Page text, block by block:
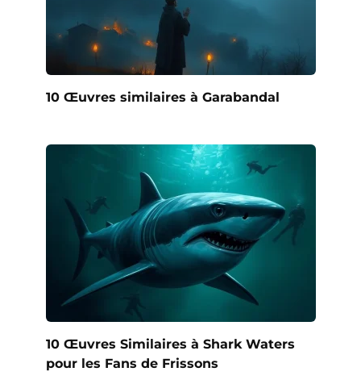
10 Œuvres similaires à Garabandal
10 Œuvres Similaires à Shark Waters
pour les Fans de Frissons